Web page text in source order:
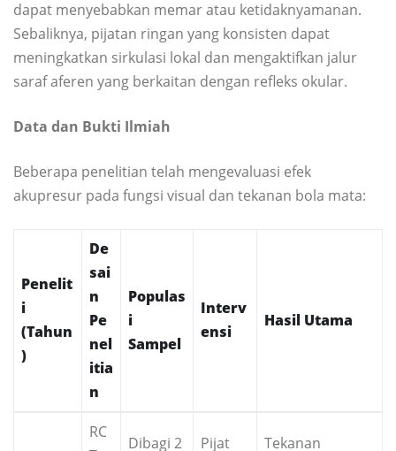
dapat menyebabkan memar atau ketidaknyamanan.
Sebaliknya, pijatan ringan yang konsisten dapat
meningkatkan sirkulasi lokal dan mengaktifkan jalur
saraf aferen yang berkaitan dengan refleks okular.
Data dan Bukti Ilmiah
Beberapa penelitian telah mengevaluasi efek
akupresur pada fungsi visual dan tekanan bola mata:
Penelit
i
(Tahun
)
De
sai
n
Pe
nel
itia
n
Populas
i
Sampel
Interv
ensi
Hasil Utama
RC
Dibagi 2
Pijat
Tekanan